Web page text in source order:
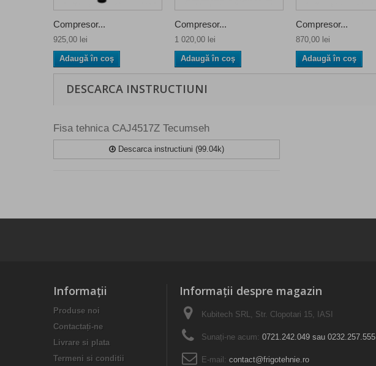
Compresor...
925,00 lei
Adaugă în coş
Compresor...
1 020,00 lei
Adaugă în coş
Compresor...
870,00 lei
Adaugă în coş
DESCARCA INSTRUCTIUNI
Fisa tehnica CAJ4517Z Tecumseh
Descarca instructiuni (99.04k)
Informaţii
Produse noi
Contactați-ne
Livrare si plata
Termeni si conditii
Informații despre magazin
Kubitech SRL, Str. Clopotari 15, IASI
Sunați-ne acum: 0721.242.049 sau 0232.257.555
E-mail: contact@frigotehnie.ro